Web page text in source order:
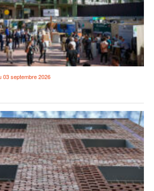
03 septembre 2026